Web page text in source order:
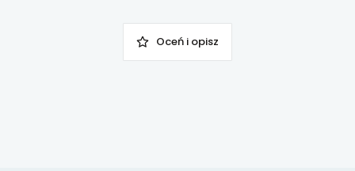
Oceń i opisz